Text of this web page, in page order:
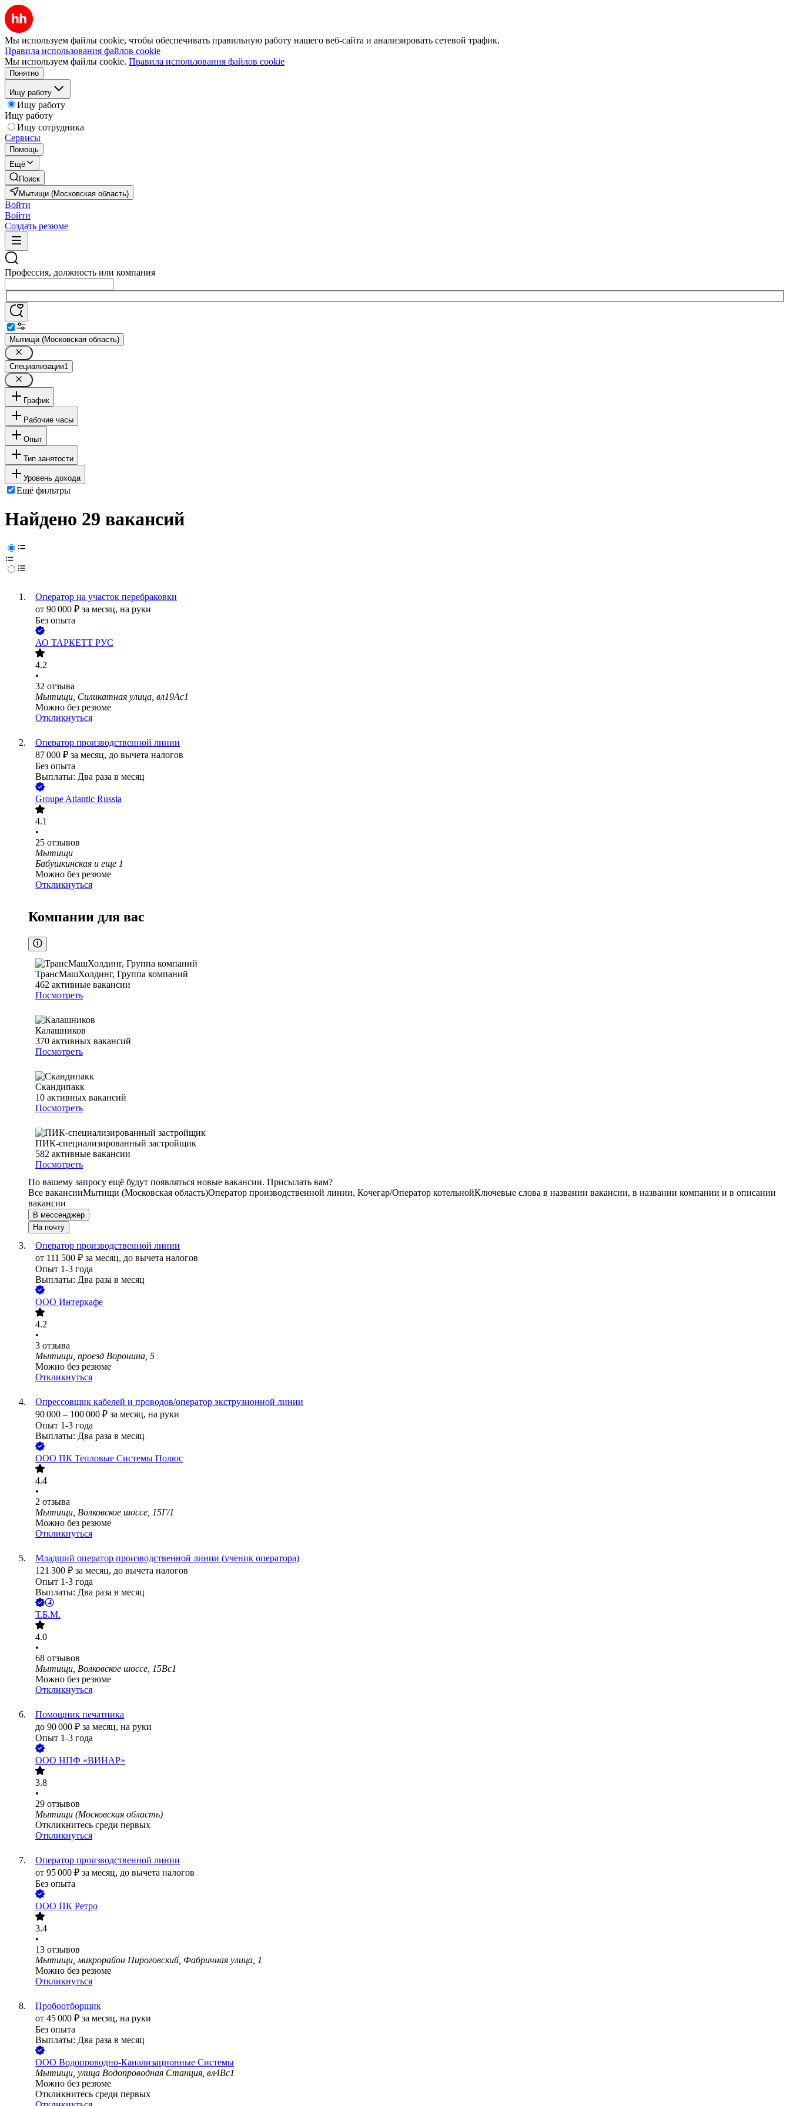
Мы используем файлы cookie, чтобы обеспечивать правильную работу нашего веб-сайта и анализировать сетевой трафик.
Правила использования файлов cookie
Мы используем файлы cookie. Правила использования файлов cookie
Понятно
Ищу работу
Ищу работу
Ищу работу
Ищу сотрудника
Сервисы
Помощь
Ещё
Поиск
Мытищи (Московская область)
Войти
Войти
Создать резюме
Профессия, должность или компания
Мытищи (Московская область)
Специализации1
График
Рабочие часы
Опыт
Тип занятости
Уровень дохода
Ещё фильтры
Найдено 29 вакансий
Оператор на участок перебраковки
от 90 000 ₽ за месяц, на руки
Без опыта
АО ТАРКЕТТ РУС
4.2
•
32 отзыва
Мытищи, Силикатная улица, вл19Ас1
Можно без резюме
Откликнуться
Оператор производственной линии
87 000 ₽ за месяц, до вычета налогов
Без опыта
Выплаты: Два раза в месяц
Groupe Atlantic Russia
4.1
•
25 отзывов
Мытищи
Бабушкинская и еще 1
Можно без резюме
Откликнуться
Компании для вас
ТрансМашХолдинг, Группа компаний
462 активные вакансии
Посмотреть
Калашников
370 активных вакансий
Посмотреть
Скандипакк
10 активных вакансий
Посмотреть
ПИК-специализированный застройщик
582 активные вакансии
Посмотреть
По вашему запросу ещё будут появляться новые вакансии. Присылать вам?
Все вакансииМытищи (Московская область)Оператор производственной линии, Кочегар/Оператор котельнойКлючевые слова в названии вакансии, в названии компании и в описании
вакансии
В мессенджер
На почту
Оператор производственной линии
от 111 500 ₽ за месяц, до вычета налогов
Опыт 1-3 года
Выплаты: Два раза в месяц
ООО Интеркафе
4.2
•
3 отзыва
Мытищи, проезд Воронина, 5
Можно без резюме
Откликнуться
Опрессовщик кабелей и проводов/оператор экструзионной линии
90 000 – 100 000 ₽ за месяц, на руки
Опыт 1-3 года
Выплаты: Два раза в месяц
ООО ПК Тепловые Системы Полюс
4.4
•
2 отзыва
Мытищи, Волковское шоссе, 15Г/1
Можно без резюме
Откликнуться
Младший оператор производственной линии (ученик оператора)
121 300 ₽ за месяц, до вычета налогов
Опыт 1-3 года
Выплаты: Два раза в месяц
Т.Б.М.
4.0
•
68 отзывов
Мытищи, Волковское шоссе, 15Вс1
Можно без резюме
Откликнуться
Помощник печатника
до 90 000 ₽ за месяц, на руки
Опыт 1-3 года
ООО НПФ «ВИНАР»
3.8
•
29 отзывов
Мытищи (Московская область)
Откликнитесь среди первых
Откликнуться
Оператор производственной линии
от 95 000 ₽ за месяц, до вычета налогов
Без опыта
ООО ПК Ретро
3.4
•
13 отзывов
Мытищи, микрорайон Пироговский, Фабричная улица, 1
Можно без резюме
Откликнуться
Пробоотборщик
от 45 000 ₽ за месяц, на руки
Без опыта
Выплаты: Два раза в месяц
ООО Водопроводно-Канализационные Системы
Мытищи, улица Водопроводная Станция, вл4Вс1
Можно без резюме
Откликнитесь среди первых